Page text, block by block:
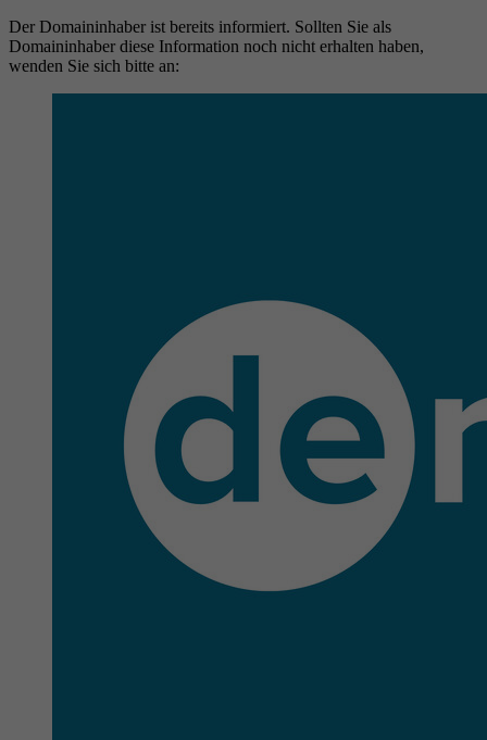
Der Domaininhaber ist bereits informiert. Sollten Sie als
Domaininhaber diese Information noch nicht erhalten haben,
wenden Sie sich bitte an: